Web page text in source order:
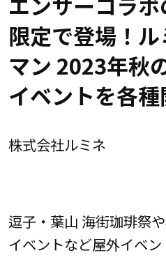
限定で登場！
マン 2023年秋
イベントを各
株式会社ルミネ
逗子・葉山 海街珈琲祭
イベントなど屋外イベ